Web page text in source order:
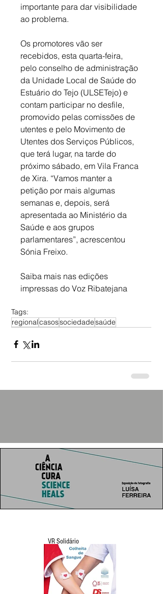
importante para dar visibilidade
ao problema.
Os promotores vão ser
recebidos, esta quarta-feira,
pelo conselho de administração
da Unidade Local de Saúde do
Estuário do Tejo (ULSETejo) e
contam participar no desfile,
promovido pelas comissões de
utentes e pelo Movimento de
Utentes dos Serviços Públicos,
que terá lugar, na tarde do
próximo sábado, em Vila Franca
de Xira. “Vamos manter a
petição por mais algumas
semanas e, depois, será
apresentada ao Ministério da
Saúde e aos grupos
parlamentares”, acrescentou
Sónia Freixo.
Saiba mais nas edições
impressas do Voz Ribatejana
Tags:
regionalcasossociedadesaúde
VR Solidário